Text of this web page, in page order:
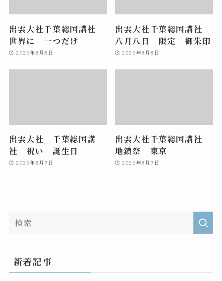
出雲大社千葉総国講社
世界に 一つだけ
2026年8月8日
出雲大社千葉総国講社
八月八日 限定 御朱印
2026年8月8日
出雲大社 千葉総国講
社 祝い 誕生日
2026年8月7日
出雲大社千葉総国講社
地鎮祭 東京
2026年8月7日
新着記事